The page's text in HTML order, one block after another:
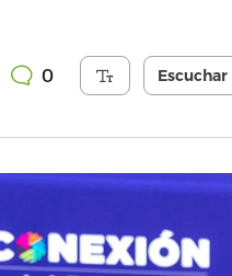
0 Escuchar